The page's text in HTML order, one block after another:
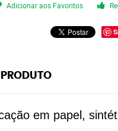
Adicionar aos Favoritos
em papel,